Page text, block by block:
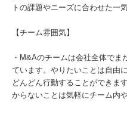
トの課題やニーズに合わせた一
【チーム雰囲気】
・M&Aのチームは会社全体でま
ています。やりたいことは自由
どんどん行動することができま
からないことは気軽にチーム内